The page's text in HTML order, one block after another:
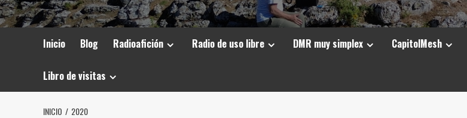
Inicio Blog Radioafición Radio de uso libre DMR muy simplex CapitolMesh
Libro de visitas
INICIO 2020